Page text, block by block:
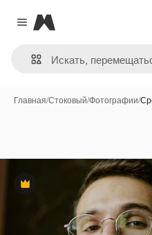
Close menu
Magnific
Главная/Стоковый/Фотографии/
Премиум